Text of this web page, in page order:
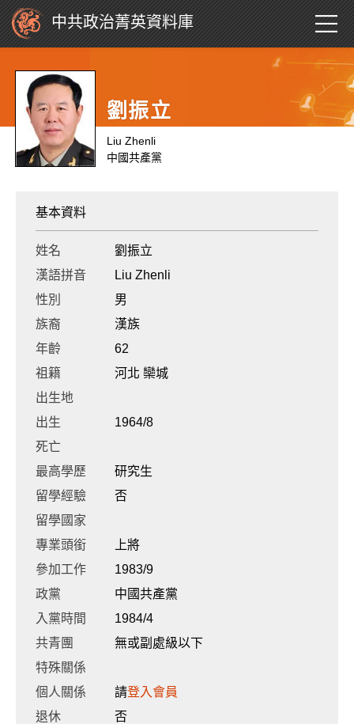
中共政治菁英資料庫
劉振立
Liu Zhenli
中國共產黨
基本資料
姓名
劉振立
漢語拼音
Liu Zhenli
性別
男
族裔
漢族
年齡
62
祖籍
河北 欒城
出生地
出生
1964/8
死亡
最高學歷
研究生
留學經驗
否
留學國家
專業頭銜
上將
參加工作
1983/9
政黨
中國共產黨
入黨時間
1984/4
共青團
無或副處級以下
特殊關係
個人關係
請登入會員
退休
否